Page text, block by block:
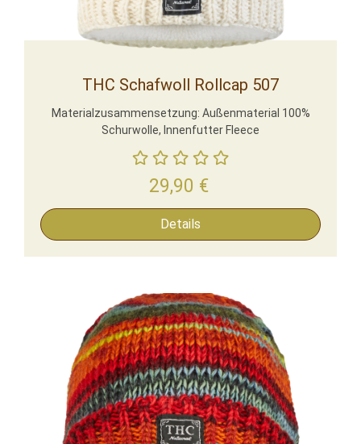
THC Schafwoll Rollcap 507
Materialzusammensetzung: Außenmaterial 100%
Schurwolle, Innenfutter Fleece
29,90 €
Details